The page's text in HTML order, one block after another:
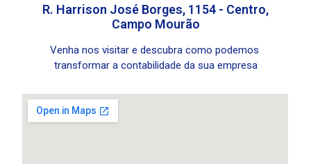
R. Harrison José Borges, 1154 - Centro,
Campo Mourão
Venha nos visitar e descubra como podemos
transformar a contabilidade da sua empresa